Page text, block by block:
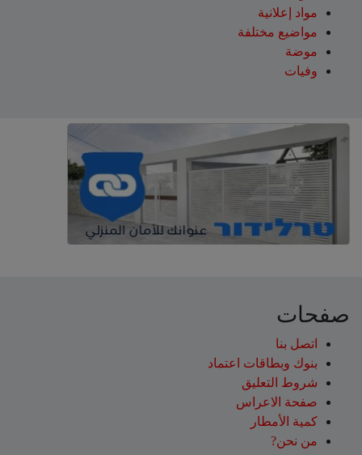
مواد إعلانية
مواضيع مختلفة
موضة
وفيات
صفحات
اتصل بنا
بنوك وبطاقات اعتماد
شروط التعليق‎
صفحة الاعراس
كمية الأمطار
من نحن?